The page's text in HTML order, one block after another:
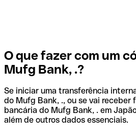
O que fazer com um
Mufg Bank, .?
Se iniciar uma transferência
do Mufg Bank, ., ou se vai receber
bancária do Mufg Bank, . em
além de outros dados essenciais.